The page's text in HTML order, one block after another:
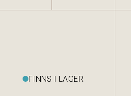
FINNS I LAGER